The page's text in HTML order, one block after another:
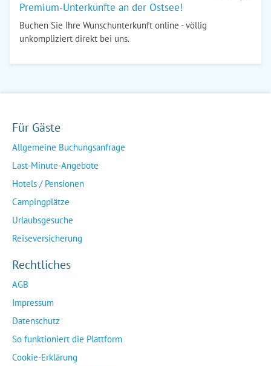
Premium-Unterkünfte an der Ostsee!
Buchen Sie Ihre Wunschunterkunft online - völlig
unkompliziert direkt bei uns.
Für Gäste
Allgemeine Buchungsanfrage
Last-Minute-Angebote
Hotels / Pensionen
Campingplätze
Urlaubsgesuche
Reiseversicherung
Rechtliches
AGB
Impressum
Datenschutz
So funktioniert die Plattform
Cookie-Erklärung